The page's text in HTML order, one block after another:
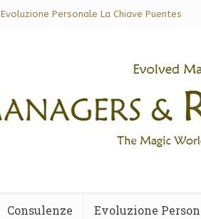
Evoluzione Personale La Chiave Puentes
Consulenze Evoluzione